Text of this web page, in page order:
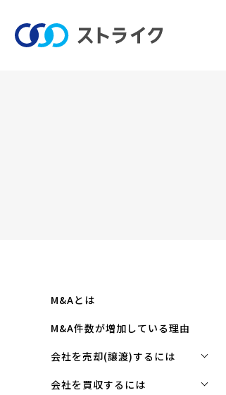
M&Aとは
M&A件数が増加している理由
会社を売却(譲渡)するには
会社を売却(譲渡)するには
会社を買収するには